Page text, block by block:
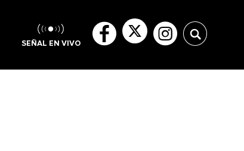
SEÑAL EN VIVO